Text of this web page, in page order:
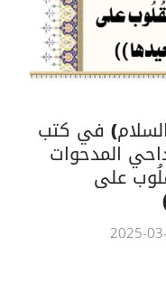
في كتب
المدحوات
على